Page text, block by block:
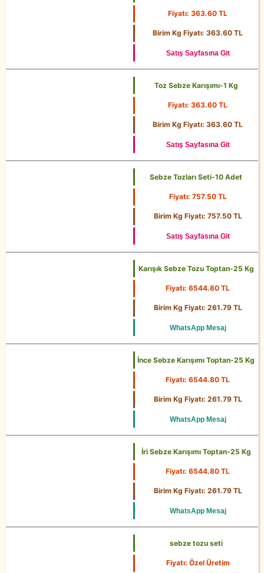
Fiyatı: 363.60 TL
Birim Kg Fiyatı: 363.60 TL
Satış Sayfasına Git
Toz Sebze Karışımı-1 Kg
Fiyatı: 363.60 TL
Birim Kg Fiyatı: 363.60 TL
Satış Sayfasına Git
Sebze Tozları Seti-10 Adet
Fiyatı: 757.50 TL
Birim Kg Fiyatı: 757.50 TL
Satış Sayfasına Git
Karışık Sebze Tozu Toptan-25 Kg
Fiyatı: 6544.80 TL
Birim Kg Fiyatı: 261.79 TL
WhatsApp Mesaj
İnce Sebze Karışımı Toptan-25 Kg
Fiyatı: 6544.80 TL
Birim Kg Fiyatı: 261.79 TL
WhatsApp Mesaj
İri Sebze Karışımı Toptan-25 Kg
Fiyatı: 6544.80 TL
Birim Kg Fiyatı: 261.79 TL
WhatsApp Mesaj
sebze tozu seti
Fiyatı: Özel Üretim